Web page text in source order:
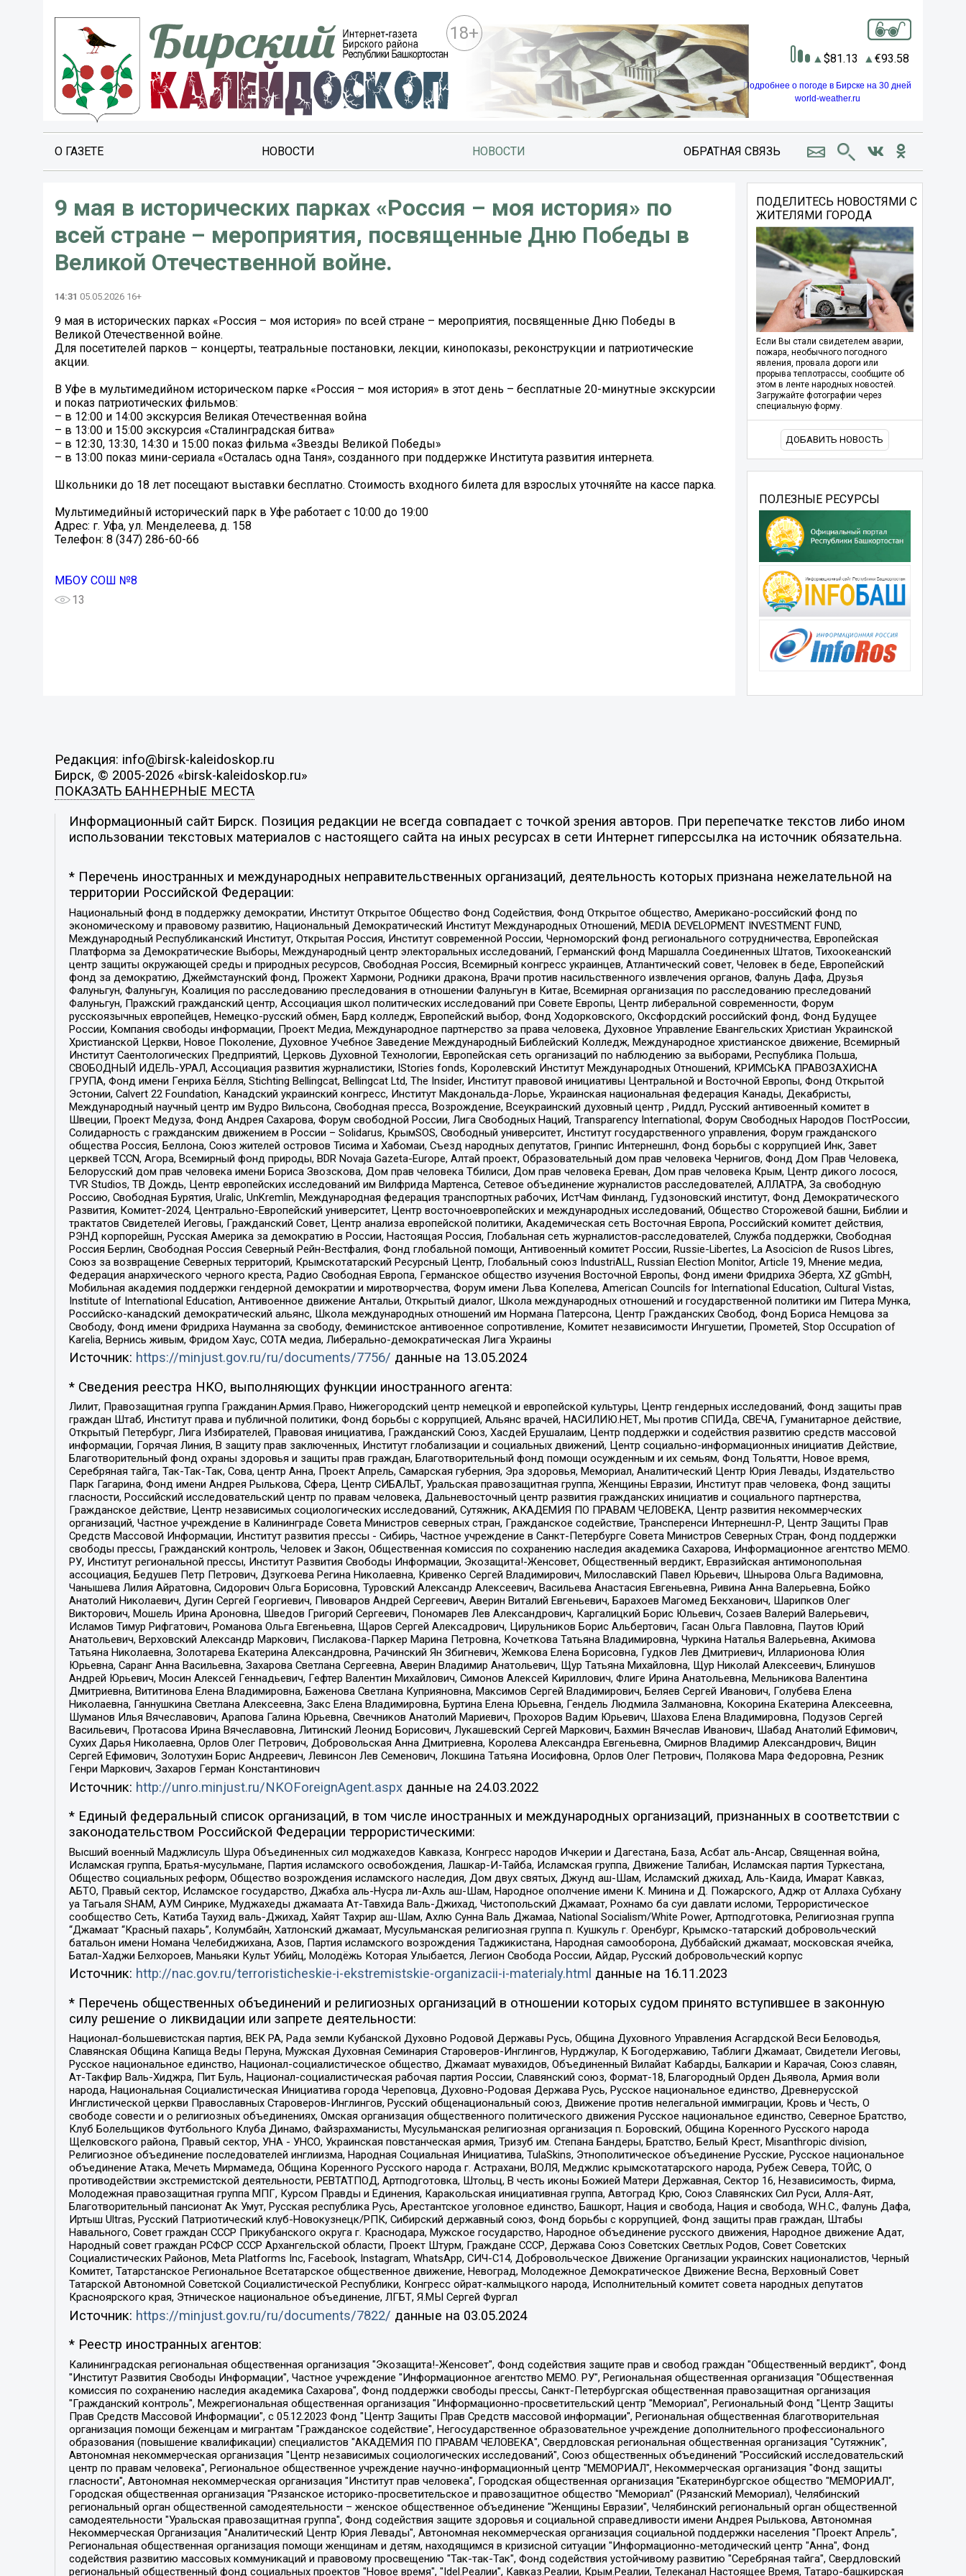
18+
81.13 93.58
Подробнее о погоде в Бирске на 30 дней
world-weather.ru
О ГАЗЕТЕ НОВОСТИ НОВОСТИ ОБРАТНАЯ СВЯЗЬ
9 мая в исторических парках «Россия – моя история» по
всей стране – мероприятия, посвященные Дню Победы в
Великой Отечественной войне.
14:31 05.05.2026 16+
9 мая в исторических парках «Россия – моя история» по всей стране – мероприятия, посвященные Дню Победы в
Великой Отечественной войне.
Для посетителей парков – концерты, театральные постановки, лекции, кинопоказы, реконструкции и патриотические
акции.
В Уфе в мультимедийном историческом парке «Россия – моя история» в этот день – бесплатные 20-минутные экскурсии
и показ патриотических фильмов:
– в 12:00 и 14:00 экскурсия Великая Отечественная война
– в 13:00 и 15:00 экскурсия «Сталинградская битва»
– в 12:30, 13:30, 14:30 и 15:00 показ фильма «Звезды Великой Победы»
– в 13:00 показ мини-сериала «Осталась одна Таня», созданного при поддержке Института развития интернета.
Школьники до 18 лет посещают выставки бесплатно. Стоимость входного билета для взрослых уточняйте на кассе парка.
Мультимедийный исторический парк в Уфе работает с 10:00 до 19:00
Адрес: г. Уфа, ул. Менделеева, д. 158
Телефон: 8 (347) 286-60-66
МБОУ СОШ №8
13
ПОДЕЛИТЕСЬ НОВОСТЯМИ С
ЖИТЕЛЯМИ ГОРОДА
Если Вы стали свидетелем аварии,
пожара, необычного погодного
явления, провала дороги или
прорыва теплотрассы, сообщите об
этом в ленте народных новостей.
Загружайте фотографии через
специальную форму.
ДОБАВИТЬ НОВОСТЬ
ПОЛЕЗНЫЕ РЕСУРСЫ
Редакция: info@birsk-kaleidoskop.ru
Бирск, © 2005-2026 «birsk-kaleidoskop.ru»
ПОКАЗАТЬ БАННЕРНЫЕ МЕСТА
Информационный сайт Бирск. Позиция редакции не всегда совпадает с точкой зрения авторов. При перепечатке текстов либо ином
использовании текстовых материалов с настоящего сайта на иных ресурсах в сети Интернет гиперссылка на источник обязательна.
* Перечень иностранных и международных неправительственных организаций, деятельность которых признана нежелательной на
территории Российской Федерации:
Национальный фонд в поддержку демократии, Институт Открытое Общество Фонд Содействия, Фонд Открытое общество, Американо-российский фонд по
экономическому и правовому развитию, Национальный Демократический Институт Международных Отношений, MEDIA DEVELOPMENT INVESTMENT FUND,
Международный Республиканский Институт, Открытая Россия, Институт современной России, Черноморский фонд регионального сотрудничества, Европейская
Платформа за Демократические Выборы, Международный центр электоральных исследований, Германский фонд Маршалла Соединенных Штатов, Тихоокеанский
центр защиты окружающей среды и природных ресурсов, Свободная Россия, Всемирный конгресс украинцев, Атлантический совет, Человек в беде, Европейский
фонд за демократию, Джеймстаунский фонд, Прожект Хармони, Родники дракона, Врачи против насильственного извлечения органов, Фалунь Дафа, Друзья
Фалуньгун, Фалуньгун, Коалиция по расследованию преследования в отношении Фалуньгун в Китае, Всемирная организация по расследованию преследований
Фалуньгун, Пражский гражданский центр, Ассоциация школ политических исследований при Совете Европы, Центр либеральной современности, Форум
русскоязычных европейцев, Немецко-русский обмен, Бард колледж, Европейский выбор, Фонд Ходорковского, Оксфордский российский фонд, Фонд Будущее
России, Компания свободы информации, Проект Медиа, Международное партнерство за права человека, Духовное Управление Евангельских Христиан Украинской
Христианской Церкви, Новое Поколение, Духовное Учебное Заведение Международный Библейский Колледж, Международное христианское движение, Всемирный
Институт Саентологических Предприятий, Церковь Духовной Технологии, Европейская сеть организаций по наблюдению за выборами, Республика Польша,
СВОБОДНЫЙ ИДЕЛЬ-УРАЛ, Ассоциация развития журналистики, IStories fonds, Королевский Институт Международных Отношений, КРИМСЬКА ПРАВОЗАХИСНА
ГРУПА, Фонд имени Генриха Бёлля, Stichting Bellingcat, Bellingcat Ltd, The Insider, Институт правовой инициативы Центральной и Восточной Европы, Фонд Открытой
Эстонии, Calvert 22 Foundation, Канадский украинский конгресс, Институт Макдональда-Лорье, Украинская национальная федерация Канады, Декабристы,
Международный научный центр им Вудро Вильсона, Свободная пресса, Возрождение, Всеукраинский духовный центр , Риддл, Русский антивоенный комитет в
Швеции, Проект Медуза, Фонд Андрея Сахарова, Форум свободной России, Лига Свободных Наций, Transparеncy International, Форум Свободных Народов ПостРоссии,
Солидарность с гражданским движением в России – Solidarus, КрымSOS, Свободный университет, Институт государственного управления, Форум гражданского
общества Россия, Беллона, Союз жителей островов Тисима и Хабомаи, Съезд народных депутатов, Гринпис Интернешнл, Фонд борьбы с коррупцией Инк, Завет
церквей TCCN, Агора, Всемирный фонд природы, BDR Novaja Gazeta-Europe, Алтай проект, Образовательный дом прав человека Чернигов, Фонд Дом Прав Человека,
Белорусский дом прав человека имени Бориса Звозскова, Дом прав человека Тбилиси, Дом прав человека Ереван, Дом прав человека Крым, Центр дикого лосося,
TVR Studios, ТВ Дождь, Центр европейских исследований им Вилфрида Мартенса, Сетевое объединение журналистов расследователей, АЛЛАТРА, За свободную
Россию, Свободная Бурятия, Uralic, UnKremlin, Международная федерация транспортных рабочих, ИстЧам Финланд, Гудзоновский институт, Фонд Демократического
Развития, Комитет-2024, Центрально-Европейский университет, Центр восточноевропейских и международных исследований, Общество Сторожевой башни, Библии и
трактатов Свидетелей Иеговы, Гражданский Совет, Центр анализа европейской политики, Академическая сеть Восточная Европа, Российский комитет действия,
РЭНД корпорейшн, Русская Америка за демократию в России, Настоящая Россия, Глобальная сеть журналистов-расследователей, Служба поддержки, Свободная
Россия Берлин, Свободная Россия Северный Рейн-Вестфалия, Фонд глобальной помощи, Антивоенный комитет России, Russie-Libertes, La Asocicion de Rusos Libres,
Союз за возвращение Северных территорий, Крымскотатарский Ресурсный Центр, Глобальный союз IndustriALL, Russian Election Monitor, Article 19, Мнение медиа,
Федерация анархического черного креста, Радио Свободная Европа, Германское общество изучения Восточной Европы, Фонд имени Фридриха Эберта, XZ gGmbH,
Мобильная академия поддержки гендерной демократии и миротворчества, Форум имени Льва Копелева, American Councils for International Education, Cultural Vistas,
Institute of International Education, Антивоенное движение Антальи, Открытый диалог, Школа международных отношений и государственной политики им Питера Мунка,
Российско-канадский демократический альянс, Школа международных отношений им Нормана Патерсона, Центр Гражданских Свобод, Фонд Бориса Немцова за
Свободу, Фонд имени Фридриха Науманна за свободу, Феминистское антивоенное сопротивление, Комитет независимости Ингушетии, Прометей, Stop Occupation of
Karelia, Вернись живым, Фридом Хаус, СОТА медиа, Либерально-демократическая Лига Украины
Источник: https://minjust.gov.ru/ru/documents/7756/ данные на 13.05.2024
* Сведения реестра НКО, выполняющих функции иностранного агента:
Лилит, Правозащитная группа Гражданин.Армия.Право, Нижегородский центр немецкой и европейской культуры, Центр гендерных исследований, Фонд защиты прав
граждан Штаб, Институт права и публичной политики, Фонд борьбы с коррупцией, Альянс врачей, НАСИЛИЮ.НЕТ, Мы против СПИДа, СВЕЧА, Гуманитарное действие,
Открытый Петербург, Лига Избирателей, Правовая инициатива, Гражданский Союз, Хасдей Ерушалаим, Центр поддержки и содействия развитию средств массовой
информации, Горячая Линия, В защиту прав заключенных, Институт глобализации и социальных движений, Центр социально-информационных инициатив Действие,
Благотворительный фонд охраны здоровья и защиты прав граждан, Благотворительный фонд помощи осужденным и их семьям, Фонд Тольятти, Новое время,
Серебряная тайга, Так-Так-Так, Сова, центр Анна, Проект Апрель, Самарская губерния, Эра здоровья, Мемориал, Аналитический Центр Юрия Левады, Издательство
Парк Гагарина, Фонд имени Андрея Рылькова, Сфера, Центр СИБАЛЬТ, Уральская правозащитная группа, Женщины Евразии, Институт прав человека, Фонд защиты
гласности, Российский исследовательский центр по правам человека, Дальневосточный центр развития гражданских инициатив и социального партнерства,
Гражданское действие, Центр независимых социологических исследований, Сутяжник, АКАДЕМИЯ ПО ПРАВАМ ЧЕЛОВЕКА, Центр развития некоммерческих
организаций, Частное учреждение в Калининграде Совета Министров северных стран, Гражданское содействие, Трансперенси Интернешнл-Р, Центр Защиты Прав
Средств Массовой Информации, Институт развития прессы - Сибирь, Частное учреждение в Санкт-Петербурге Совета Министров Северных Стран, Фонд поддержки
свободы прессы, Гражданский контроль, Человек и Закон, Общественная комиссия по сохранению наследия академика Сахарова, Информационное агентство МЕМО.
РУ, Институт региональной прессы, Институт Развития Свободы Информации, Экозащита!-Женсовет, Общественный вердикт, Евразийская антимонопольная
ассоциация, Бедушев Петр Петрович, Дзугкоева Регина Николаевна, Кривенко Сергей Владимирович, Милославский Павел Юрьевич, Шнырова Ольга Вадимовна,
Чанышева Лилия Айратовна, Сидорович Ольга Борисовна, Туровский Александр Алексеевич, Васильева Анастасия Евгеньевна, Ривина Анна Валерьевна, Бойко
Анатолий Николаевич, Дугин Сергей Георгиевич, Пивоваров Андрей Сергеевич, Аверин Виталий Евгеньевич, Барахоев Магомед Бекханович, Шарипков Олег
Викторович, Мошель Ирина Ароновна, Шведов Григорий Сергеевич, Пономарев Лев Александрович, Каргалицкий Борис Юльевич, Созаев Валерий Валерьевич,
Исламов Тимур Рифгатович, Романова Ольга Евгеньевна, Щаров Сергей Алексадрович, Цирульников Борис Альбертович, Гасан Ольга Павловна, Паутов Юрий
Анатольевич, Верховский Александр Маркович, Пислакова-Паркер Марина Петровна, Кочеткова Татьяна Владимировна, Чуркина Наталья Валерьевна, Акимова
Татьяна Николаевна, Золотарева Екатерина Александровна, Рачинский Ян Збигневич, Жемкова Елена Борисовна, Гудков Лев Дмитриевич, Илларионова Юлия
Юрьевна, Саранг Анна Васильевна, Захарова Светлана Сергеевна, Аверин Владимир Анатольевич, Щур Татьяна Михайловна, Щур Николай Алексеевич, Блинушов
Андрей Юрьевич, Мосин Алексей Геннадьевич, Гефтер Валентин Михайлович, Симонов Алексей Кириллович, Флиге Ирина Анатольевна, Мельникова Валентина
Дмитриевна, Вититинова Елена Владимировна, Баженова Светлана Куприяновна, Максимов Сергей Владимирович, Беляев Сергей Иванович, Голубева Елена
Николаевна, Ганнушкина Светлана Алексеевна, Закс Елена Владимировна, Буртина Елена Юрьевна, Гендель Людмила Залмановна, Кокорина Екатерина Алексеевна,
Шуманов Илья Вячеславович, Арапова Галина Юрьевна, Свечников Анатолий Мариевич, Прохоров Вадим Юрьевич, Шахова Елена Владимировна, Подузов Сергей
Васильевич, Протасова Ирина Вячеславовна, Литинский Леонид Борисович, Лукашевский Сергей Маркович, Бахмин Вячеслав Иванович, Шабад Анатолий Ефимович,
Сухих Дарья Николаевна, Орлов Олег Петрович, Добровольская Анна Дмитриевна, Королева Александра Евгеньевна, Смирнов Владимир Александрович, Вицин
Сергей Ефимович, Золотухин Борис Андреевич, Левинсон Лев Семенович, Локшина Татьяна Иосифовна, Орлов Олег Петрович, Полякова Мара Федоровна, Резник
Генри Маркович, Захаров Герман Константинович
Источник: http://unro.minjust.ru/NKOForeignAgent.aspxданные на 24.03.2022
* Единый федеральный список организаций, в том числе иностранных и международных организаций, признанных в соответствии с
законодательством Российской Федерации террористическими:
Высший военный Маджлисуль Шура Объединенных сил моджахедов Кавказа, Конгресс народов Ичкерии и Дагестана, База, Асбат аль-Ансар, Священная война,
Исламская группа, Братья-мусульмане, Партия исламского освобождения, Лашкар-И-Тайба, Исламская группа, Движение Талибан, Исламская партия Туркестана,
Общество социальных реформ, Общество возрождения исламского наследия, Дом двух святых, Джунд аш-Шам, Исламский джихад, Аль-Каида, Имарат Кавказ,
АБТО, Правый сектор, Исламское государство, Джабха аль-Нусра ли-Ахль аш-Шам, Народное ополчение имени К. Минина и Д. Пожарского, Аджр от Аллаха Субхану
уа Тагьаля SHAM, АУМ Синрике, Муджахеды джамаата Ат-Тавхида Валь-Джихад, Чистопольский Джамаат, Рохнамо ба суи давлати исломи, Террористическое
сообщество Сеть, Катиба Таухид валь-Джихад, Хайят Тахрир аш-Шам, Ахлю Сунна Валь Джамаа, National Socialism/White Power, Артподготовка, Религиозная группа
“Джамаат “Красный пахарь”, Колумбайн, Хатлонский джамаат, Мусульманская религиозная группа п. Кушкуль г. Оренбург, Крымско-татарский добровольческий
батальон имени Номана Челебиджихана, Азов, Партия исламского возрождения Таджикистана, Народная самооборона, Дуббайский джамаат, московская ячейка,
Батал-Хаджи Белхороев, Маньяки Культ Убийц, Молодёжь Которая Улыбается, Легион Свобода России, Айдар, Русский добровольческий корпус
Источник: http://nac.gov.ru/terroristicheskie-i-ekstremistskie-organizacii-i-materialy.html данные на 16.11.2023
* Перечень общественных объединений и религиозных организаций в отношении которых судом принято вступившее в законную
силу решение о ликвидации или запрете деятельности:
Национал-большевистская партия, ВЕК РА, Рада земли Кубанской Духовно Родовой Державы Русь, Община Духовного Управления Асгардской Веси Беловодья,
Славянская Община Капища Веды Перуна, Мужская Духовная Семинария Староверов-Инглингов, Нурджулар, К Богодержавию, Таблиги Джамаат, Свидетели Иеговы,
Русское национальное единство, Национал-социалистическое общество, Джамаат мувахидов, Объединенный Вилайат Кабарды, Балкарии и Карачая, Союз славян,
Ат-Такфир Валь-Хиджра, Пит Буль, Национал-социалистическая рабочая партия России, Славянский союз, Формат-18, Благородный Орден Дьявола, Армия воли
народа, Национальная Социалистическая Инициатива города Череповца, Духовно-Родовая Держава Русь, Русское национальное единство, Древнерусской
Инглистической церкви Православных Староверов-Инглингов, Русский общенациональный союз, Движение против нелегальной иммиграции, Кровь и Честь, О
свободе совести и о религиозных объединениях, Омская организация общественного политического движения Русское национальное единство, Северное Братство,
Клуб Болельщиков Футбольного Клуба Динамо, Файзрахманисты, Мусульманская религиозная организация п. Боровский, Община Коренного Русского народа
Щелковского района, Правый сектор, УНА - УНСО, Украинская повстанческая армия, Тризуб им. Степана Бандеры, Братство, Белый Крест, Misanthropic division,
Религиозное объединение последователей инглиизма, Народная Социальная Инициатива, TulaSkins, Этнополитическое объединение Русские, Русское национальное
объединение Атака, Мечеть Мирмамеда, Община Коренного Русского народа г. Астрахани, ВОЛЯ, Меджлис крымскотатарского народа, Рубеж Севера, ТОЙС, О
противодействии экстремистской деятельности, РЕВТАТПОД, Артподготовка, Штольц, В честь иконы Божией Матери Державная, Сектор 16, Независимость, Фирма,
Молодежная правозащитная группа МПГ, Курсом Правды и Единения, Каракольская инициативная группа, Автоград Крю, Союз Славянских Сил Руси, Алля-Аят,
Благотворительный пансионат Ак Умут, Русская республика Русь, Арестантское уголовное единство, Башкорт, Нация и свобода, Нация и свобода, W.H.С., Фалунь Дафа,
Иртыш Ultras, Русский Патриотический клуб-Новокузнецк/РПК, Сибирский державный союз, Фонд борьбы с коррупцией, Фонд защиты прав граждан, Штабы
Навального, Совет граждан СССР Прикубанского округа г. Краснодара, Мужское государство, Народное объединение русского движения, Народное движение Адат,
Народный совет граждан РСФСР СССР Архангельской области, Проект Штурм, Граждане СССР, Держава Союз Советских Светлых Родов, Совет Советских
Социалистических Районов, Meta Platforms Inc, Facebook, Instagram, WhatsApp, СИЧ-С14, Добровольческое Движение Организации украинских националистов, Черный
Комитет, Татарстанское Региональное Всетатарское общественное движение, Невоград, Молодежное Демократическое Движение Весна, Верховный Совет
Татарской Автономной Советской Социалистической Республики, Конгресс ойрат-калмыцкого народа, Исполнительный комитет совета народных депутатов
Красноярского края, Этническое национальное объединение, ЛГБТ, Я.МЫ Сергей Фургал
Источник: https://minjust.gov.ru/ru/documents/7822/ данные на 03.05.2024
* Реестр иностранных агентов:
Калининградская региональная общественная организация "Экозащита!-Женсовет", Фонд содействия защите прав и свобод граждан "Общественный вердикт", Фонд "Институт Развития Свободы Информации", Частное учреждение "Информационное агентство МЕМО. РУ", Региональная общественная организация "Общественная комиссия по сохранению наследия академика Сахарова", Фонд поддержки свободы прессы, Санкт-Петербургская общественная правозащитная организация "Гражданский контроль", Межрегиональная общественная организация "Информационно-просветительский центр "Мемориал", Региональный Фонд "Центр Защиты Прав Средств Массовой Информации", с 05.12.2023 Фонд "Центр Защиты Прав Средств массовой информации", Региональная общественная благотворительная организация помощи беженцам и мигрантам "Гражданское содействие", Негосударственное образовательное учреждение дополнительного профессионального образования (повышение квалификации) специалистов "АКАДЕМИЯ ПО ПРАВАМ ЧЕЛОВЕКА", Свердловская региональная общественная организация "Сутяжник", Автономная некоммерческая организация "Центр независимых социологических исследований", Союз общественных объединений "Российский исследовательский центр по правам человека", Региональное общественное учреждение научно-информационный центр "МЕМОРИАЛ", Некоммерческая организация "Фонд защиты гласности", Автономная некоммерческая организация "Институт прав человека", Городская общественная организация "Екатеринбургское общество "МЕМОРИАЛ", Городская общественная организация "Рязанское историко-просветительское и правозащитное общество "Мемориал" (Рязанский Мемориал), Челябинский региональный орган общественной самодеятельности – женское общественное объединение "Женщины Евразии", Челябинский региональный орган общественной самодеятельности "Уральская правозащитная группа", Фонд содействия защите здоровья и социальной справедливости имени Андрея Рылькова, Автономная Некоммерческая Организация "Аналитический Центр Юрия Левады", Автономная некоммерческая организация социальной поддержки населения "Проект Апрель", Региональная общественная организация помощи женщинам и детям, находящимся в кризисной ситуации "Информационно-методический центр "Анна", Фонд содействия развитию массовых коммуникаций и правовому просвещению "Так-так-Так", Фонд содействия устойчивому развитию "Серебряная тайга", Свердловский региональный общественный фонд социальных проектов "Новое время", "Idel.Реалии", Кавказ.Реалии, Крым.Реалии, Телеканал Настоящее Время, Татаро-башкирская служба Радио Свобода (Azatliq Radiosi), Радио Свободная Европа/Радио Свобода (PCE/PC), "Сибирь.Реалии", "Фактограф", Благотворительный фонд помощи осужденным и их семьям, Автономная некоммерческая организация "Институт глобализации и социальных движений", Фонд "В защиту прав заключенных", Частное учреждение "Центр поддержки и содействия развитию средств массовой информации", Пензенский региональный общественный благотворительный фонд "Гражданский союз", "Север.Реалии", Некоммерческая организация Фонд "Правовая инициатива", Общество с ограниченной ответственностью "Радио Свободная Европа/Радио Свобода", Чешское информационное агентство "MEDIUM-ORIENT", Красноярская региональная общественная организация "Мы против СПИДа", Камалягин Денис Николаевич, Маркелов Сергей Евгеньевич, Пономарев Лев Александрович, Савицкая Людмила Алексеевна, Автономная некоммерческая организация "Центр по работе с проблемой насилия "НАСИЛИЮ.НЕТ", Межрегиональный профессиональный союз работников здравоохранения "Альянс врачей", Юридическое лицо, зарегистрированное в Латвийской Республике, SIA "Medusa Project" (регистрационный номер 40103797863, дата регистрации 10.06.2014), Некоммерческая организация "Фонд по борьбе с коррупцией", Автономная некоммерческая организация "Институт права и публичной политики", Баданин Роман Сергеевич, Гликин Максим Александрович, Железнова Мария Михайловна, Лукьянова Юлия Сергеевна, Маетная Елизавета Витальевна, Маняхин Петр Борисович, Чуракова Ольга Владимировна, Ярош Юлия Петровна, Юридическое лицо "The Insider SIA", зарегистрированное в Риге, Латвийская Республика (дата регистрации 26.06.2015), являющееся администратором доменного имени интернет-издания "The Insider SIA", https://theins.ru, Постернак Алексей Евгеньевич, Рубин Михаил Аркадьевич, Анин Роман Александрович, Юридическое лицо Istories fonds, зарегистрированное в Латвийской Республике (регистрационный номер 50008295751, дата регистрации 24.02.2020), Великовский Дмитрий Александрович, Долинина Ирина Николаевна, Мароховская Алеся Алексеевна, Шлейнов Роман Юрьевич, Шмагун Олеся Валентиновна, Общество с ограниченной ответственностью "Альтаир 2021", Общество с ограниченной ответственностью "Вега 2021", Общество с ограниченной ответственностью "Главный редактор 2021", Общество с ограниченной ответственностью "Ромашки монолит", Важенков Артем Валерьевич, Ивановская областная общественная организация "Центр гендерных исследований", Гурман Юрий Альбертович, Медиапроект "ОВД-Инфо", Егоров Владимир Владимирович, Жилинский Владимир Александрович, Общество с ограниченной ответственностью "ЗП", Иванова София Юрьевна, Карезина Инна Павловна, Кильтау Екатерина Викторовна, Петров Алексей Викторович, Пискунов Сергей Евгеньевич, Смирнов Сергей Сергеевич, Тихонов Михаил Сергеевич, Общество с ограниченной ответственностью "ЖУРНАЛИСТ-ИНОСТРАННЫЙ АГЕНТ", Арапова Галина Юрьевна, Вольтская Татьяна Анатольевна, Американская компания "Mason G.E.S. Anonymous Foundation" (США), являющаяся владельцем интернет-издания https://mnews.world/, Компания "Stichting Bellingcat", зарегистрированная в Нидерландах (дата регистрации 11.07.2018), Захаров Андрей Вячеславович, Клепиковская Екатерина Дмитриевна, Общество с ограниченной ответственностью "МЕМО", Перл Роман Александрович, Симонов Евгений Алексеевич, Соловьева Елена Анатольевна, Сотников Даниил Владимирович, Сурначева Елизавета Дмитриевна, Автономная некоммерческая организация по защите прав человека и информированию населения "Якутия – Наше Мнение", Общество с ограниченной ответственностью "Москоу диджитал медиа", с 26.01.2023 Общество с ограниченной ответственностью "Чайка Белые сады", Ветошкина Валерия Валерьевна, Заговора Максим Александрович, Межрегиональное общественное движение "Российская ЛГБТ - сеть", Оленичев Максим Владимирович, Павлов Иван Юрьевич, Скворцова Елена Сергеевна, Общество с ограниченной ответственностью "Как бы инагент", Кочетков Игорь Викторович, Общество с ограниченной ответственностью "Честные выборы", Еланчик Олег Александрович, Общество с ограниченной ответственностью "Нобелевский призыв", Гималова Регина Эмилевна, Григорьев Андрей Валерьевич, Григорьева Алина Александровна, Ассоциация по содействию защите прав призывников, альтернативнослужащих и военнослужащих "Правозащитная группа "Гражданин.Армия.Право", Хисамова Регина Фаритовна, Автономная некоммерческая организация по реализации социально-правовых программ "Лилит", Дальневосточное общественное движение "Маяк", Санкт-Петербургская ЛГБТ-инициативная группа "Выход", Инициативная группа ЛГБТ+ "Реверс", Алексеев Андрей Викторович, Бекбулатова Таисия Львовна, Беляев Иван Михайлович, Владыкина Елена Сергеевна, Гельман Марат Александрович, Никульшина Вероника Юрьевна, Толоконникова Надежда Андреевна, Шендерович Виктор Анатольевич, Общество с ограниченной ответственностью "Данное сообщение", Общество с ограниченной ответственностью Издательский дом "Новая глава", Айнбиндер Александра Александровна, Московский комьюнити-центр для ЛГБТ+инициатив, Благотворительный фонд развития филантропии, Deutsche Welle (Германия, Kurt-Schumacher-Strasse 3, 53113 Bonn), Борзунова Мария Михайловна, Воробьев Виктор Викторович, Голубева Анна Львовна, Константинова Алла Михайловна, Малкова Ирина Владимировна, Мурадов Мурад Абдулгалимович, Осетинская Елизавета Николаевна, Понасенков Евгений Николаевич, Ганапольский Матвей Юрьевич, Киселев Евгений Алексеевич, Борухович Ирина Григорьевна, Дремин Иван Тимофеевич, Дубровский Дмитрий Викторович, Красноярская региональная общественная организация поддержки и развития альтернативных образовательных технологий и межкультурных коммуникаций "ИНТЕРРА", Маяковская Екатерина Алексеевна, Фейгин Марк Захарович, Филимонов Андрей Викторович, Дзугкоева Регина Николаевна, Доброхотов Роман Александрович, Дудь Юрий Александрович, Елкин Сергей Владимирович, Кругликов Кирилл Игоревич, Сабунаева Мария Леонидовна, Семенов Алексей Владимирович, Шаинян Карен Багратович, Шульман Екатерина Михайловна, Асафьев Артур Валерьевич, Вахштайн Виктор Семенович, Венедиктов Алексей Алексеевич, Лушникова Екатерина Евгеньевна, Волков Леонид Михайлович, Невзоров Александр Глебович, Пархоменко Сергей Борисович, Сироткин Ярослав Николаевич, Кара-Мурза Владимир Владимирович, Баранова Наталья Владимировна, Гозман Леонид Яковлевич, Кагарлицкий Борис Юльевич, Климарев Михаил Валерьевич, Милов Владимир Станиславович, Автономная некоммерческая организация Краснодарский центр современного искусства "Типография", Моргенштерн Алишер Тагирович, Соболь Любовь Эдуардовна, Общество с ограниченной ответственностью "ЛИЗА НОРМ", Каспаров Гарри Кимович, Ходорковский Михаил Борисович, Общество с ограниченной ответственностью "Апрельские тезисы", Данилович Ирина Брониславовна, Кашин Олег Владимирович, Петров Николай Владимирович, Пивоваров Алексей Владимирович, Соколов Михаил Владимирович, Цветкова Юлия Владимировна, Чичваркин Евгений Александрович, Комитет против пыток/Команда против пыток, Общество с ограниченной ответственностью "Первый научный", Общество с ограниченной ответственностью "Вертолет и ко", Белоцерковская Вероника Борисовна, Кац Максим Евгеньевич, Лазарева Татьяна Юрьевна, Шаведдинов Руслан Табризович, Яшин Илья Валерьевич, Общество с ограниченной ответственностью "Иноагент ААВ", Алешковский Дмитрий Петрович, Альбац Евгения Марковна, Быков Дмитрий Львович, Галямина Юлия Евгеньевна, Лойко Сергей Леонидович, Мартынов Кирилл Константинович, Медведев Сергей Александрович, Крашенинников Федор Геннадиевич, Гордеева Катерина Вл